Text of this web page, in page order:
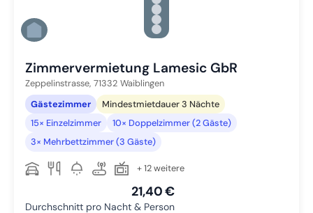
Zu Slide 3 wechseln
Zu Slide 4 wechseln
Zu Slide 5 wechseln
Zu Slide 6 wechseln
Zimmervermietung Lamesic GbR
Zeppelinstrasse, 71332 Waiblingen
Gästezimmer
Mindestmietdauer 3 Nächte
15× Einzelzimmer
10× Doppelzimmer (2 Gäste)
3× Mehrbettzimmer (3 Gäste)
+ 12 weitere
21,40 €
Durchschnitt pro Nacht & Person